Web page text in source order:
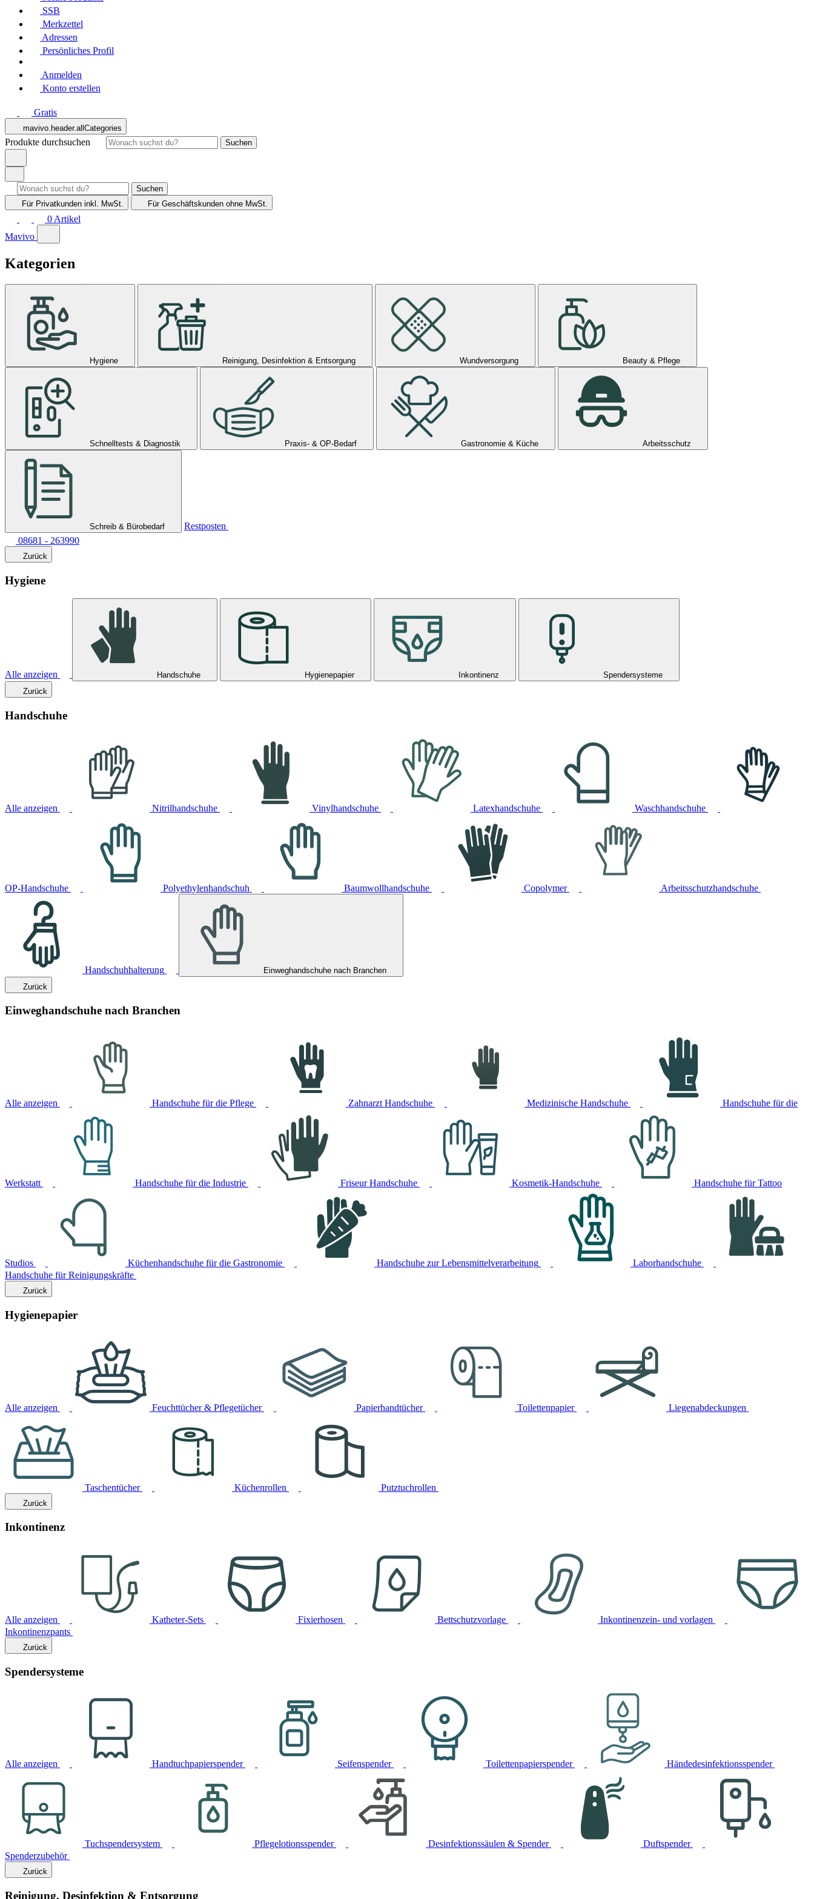
SSB
Merkzettel
Adressen
Persönliches Profil
Anmelden
Konto erstellen
Gratis
mavivo.header.allCategories
Produkte durchsuchen Suchen
Suchen
Für Privatkunden inkl. MwSt. Für Geschäftskunden ohne MwSt.
0 Artikel
Mavivo
Kategorien
Hygiene Reinigung, Desinfektion & Entsorgung Wundversorgung Beauty & Pflege
Schnelltests & Diagnostik Praxis- & OP-Bedarf Gastronomie & Küche Arbeitsschutz
Schreib & Bürobedarf
Restposten
08681 - 263990
Zurück
Hygiene
Alle anzeigen Handschuhe Hygienepapier Inkontinenz
Spendersysteme
Zurück
Handschuhe
Alle anzeigen Nitrilhandschuhe Vinylhandschuhe Latexhandschuhe Waschhandschuhe
OP-Handschuhe Polyethylenhandschuh Baumwollhandschuhe Copolymer Arbeitsschutzhandschuhe
Handschuhhalterung
Einweghandschuhe nach Branchen
Zurück
Einweghandschuhe nach Branchen
Alle anzeigen Handschuhe für die Pflege Zahnarzt Handschuhe Medizinische Handschuhe Handschuhe für die
Werkstatt Handschuhe für die Industrie Friseur Handschuhe Kosmetik-Handschuhe Handschuhe für Tattoo
Studios Küchenhandschuhe für die Gastronomie Handschuhe zur Lebensmittelverarbeitung
Laborhandschuhe
Handschuhe für Reinigungskräfte
Zurück
Hygienepapier
Alle anzeigen Feuchttücher & Pflegetücher Papierhandtücher Toilettenpapier Liegenabdeckungen
Taschentücher Küchenrollen Putztuchrollen
Zurück
Inkontinenz
Alle anzeigen Katheter-Sets Fixierhosen Bettschutzvorlage
Inkontinenzein- und vorlagen
Inkontinenzpants
Zurück
Spendersysteme
Alle anzeigen Handtuchpapierspender Seifenspender Toilettenpapierspender Händedesinfektionsspender
Tuchspendersystem Pflegelotionsspender Desinfektionssäulen & Spender
Duftspender
Spenderzubehör
Zurück
Reinigung, Desinfektion & Entsorgung